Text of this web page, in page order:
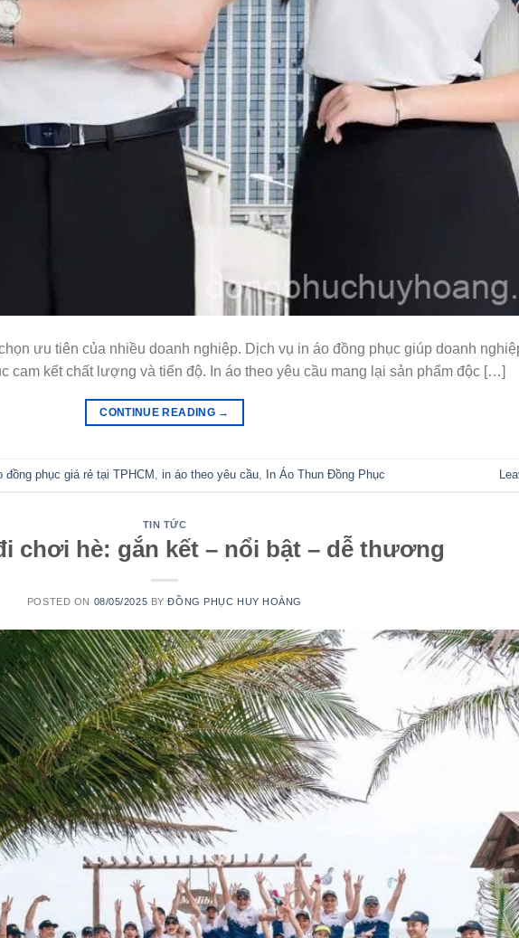
ưu tiên của nhiều doanh nghiệp. Dịch vụ in áo đồng phục giúp doanh
cam kết chất lượng và tiến độ. In áo theo yêu cầu mang lại sản phẩm độc […]
CONTINUE READING →
đồng phục giá rẻ tại TPHCM in áo theo yêu cầu In Áo Thun Đồng Phục
TIN TỨC
chơi hè: gắn kết – nổi bật – dễ thương
POSTED ON 08/05/2025 BYĐỒNG PHỤC HUY HOÀNG